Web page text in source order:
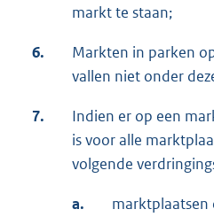
markt te staan;
6.
Markten in parken
vallen niet onder
7.
Indien er op een
is voor alle
volgende
a.
marktplaatsen